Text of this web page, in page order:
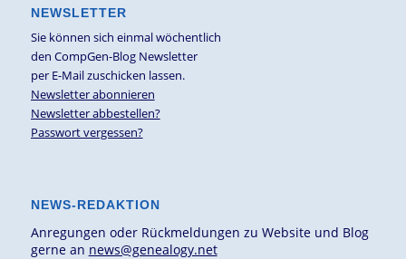
NEWSLETTER
Sie können sich einmal wöchentlich
den CompGen-Blog Newsletter
per E-Mail zuschicken lassen.
Newsletter abonnieren
Newsletter abbestellen?
Passwort vergessen?
NEWS-REDAKTION
Anregungen oder Rückmeldungen zu Website und Blog
gerne an news@genealogy.net